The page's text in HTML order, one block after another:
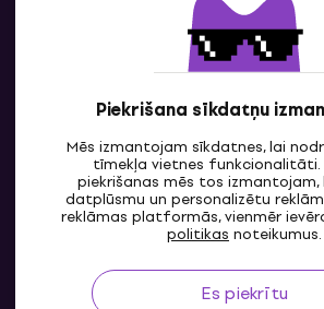
Piekrišana sīkdatņu
Mēs izmantojam sīkdatnes, lai
tīmekļa vietnes funkcionalitāti.
piekrišanas mēs tos izmantojam,
datplūsmu un personalizētu
reklāmas platformās, vienmēr
politikas noteikumus.
Es piekrītu
Sazinies ar mums
LV